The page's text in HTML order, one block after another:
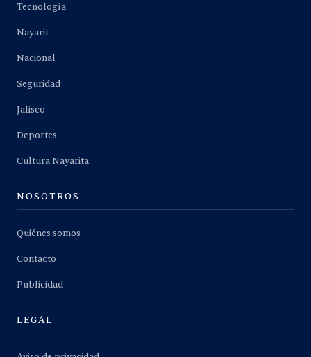
Tecnología
Nayarit
Nacional
Seguridad
Jalisco
Deportes
Cultura Nayarita
NOSOTROS
Quiénes somos
Contacto
Publicidad
LEGAL